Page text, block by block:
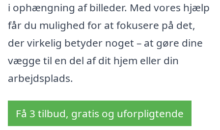
i ophængning af billeder. Med vores hjælp
får du mulighed for at fokusere på det,
der virkelig betyder noget – at gøre dine
vægge til en del af dit hjem eller din
arbejdsplads.
Få 3 tilbud, gratis og uforpligtende